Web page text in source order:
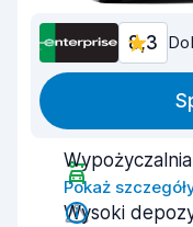
8,3
Wypożyczalnia
Pokaż
Wysoki